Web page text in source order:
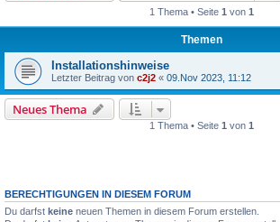
1 Thema • Seite 1 von 1
Themen
Installationshinweise
Letzter Beitrag von c2j2 « 09.Nov 2023, 11:12
Neues Thema
1 Thema • Seite 1 von 1
BERECHTIGUNGEN IN DIESEM FORUM
Du darfst keine neuen Themen in diesem Forum erstellen.